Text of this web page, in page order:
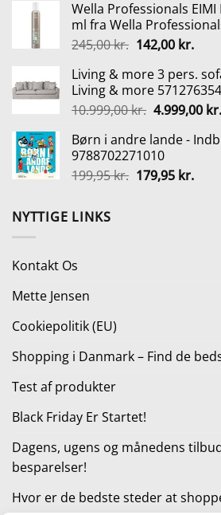
pris
var:
999,00 kr..
pris
er:
Wella Professionals
ml fra Wella
245,00kr. Den
pris
var:
245,00 kr..
142,00 kr.Den
pris
er:
Living & more 3 pers.
Living & more
10.999,00kr. Den
pris
var:
10.999,00 kr..
4.999,00 kr.
Børn i andre lande -
9788702271010
199,95kr. Den
179,95 kr.Den
NYTTIGE LINKS
Kontakt Os
Mette Jensen
Cookiepolitik (EU)
Shopping i Danmark – Find de
Test af produkter
Black Friday Er Startet!
Dagens, ugens og månedens
besparelser!
Hvor er de bedste steder at